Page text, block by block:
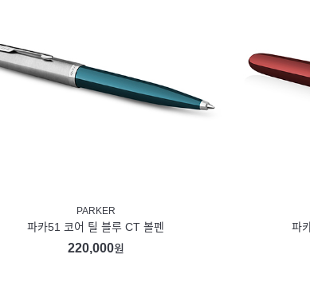
PARKER
파카51 코어 틸 블루 CT 볼펜
220,000원
파